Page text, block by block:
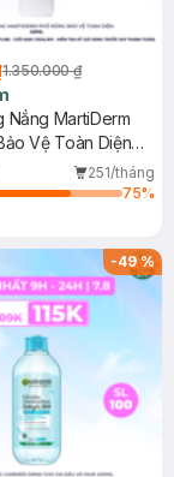
1.350.000 ₫
Nắng MartiDerm
Vệ Toàn Diện
251/tháng
75%
-49%